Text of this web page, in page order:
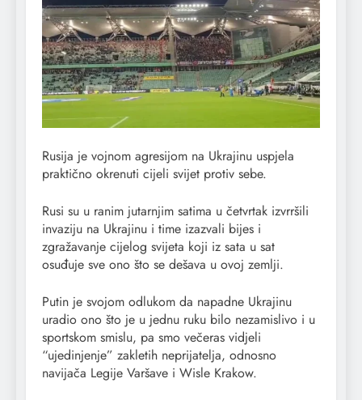
Rusija je vojnom agresijom na Ukrajinu uspjela
praktično okrenuti cijeli svijet protiv sebe.
Rusi su u ranim jutarnjim satima u četvrtak izvrršili
invaziju na Ukrajinu i time izazvali bijes i
zgražavanje cijelog svijeta koji iz sata u sat
osuđuje sve ono što se dešava u ovoj zemlji.
Putin je svojom odlukom da napadne Ukrajinu
uradio ono što je u jednu ruku bilo nezamislivo i u
sportskom smislu, pa smo večeras vidjeli
“ujedinjenje” zakletih neprijatelja, odnosno
navijača Legije Varšave i Wisle Krakow.